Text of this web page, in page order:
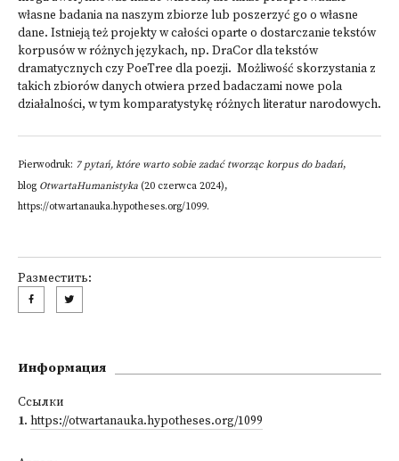
własne badania na naszym zbiorze lub poszerzyć go o własne
dane. Istnieją też projekty w całości oparte o dostarczanie tekstów
korpusów w różnych językach, np. DraCordla tekstów
dramatycznych czy PoeTree dla poezji. Możliwość skorzystania z
takich zbiorów danych otwiera przed badaczami nowe pola
działalności, w tym komparatystykę różnych literatur narodowych.
Pierwodruk: 7 pytań, które warto sobie zadać tworząc korpus do badań,
blog OtwartaHumanistyka (20 czerwca 2024),
https://otwartanauka.hypotheses.org/1099.
Разместить:
Информация
Ссылки
1. https://otwartanauka.hypotheses.org/1099